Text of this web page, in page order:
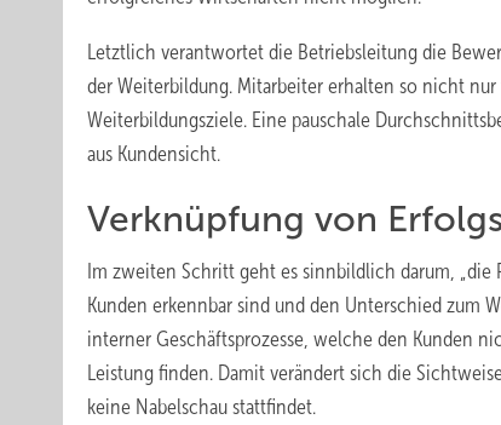
Letztlich verantwortet die Betriebsleitung die
der Weiterbildung. Mitarbeiter erhalten so nicht
Weiterbildungsziele. Eine pauschale
aus Kundensicht.
Verknüpfung von
Im zweiten Schritt geht es sinnbildlich darum, „die
Kunden erkennbar sind und den Unterschied zum
interner Geschäftsprozesse, welche den Kunden
Leistung finden. Damit verändert sich die
keine Nabelschau stattfindet.